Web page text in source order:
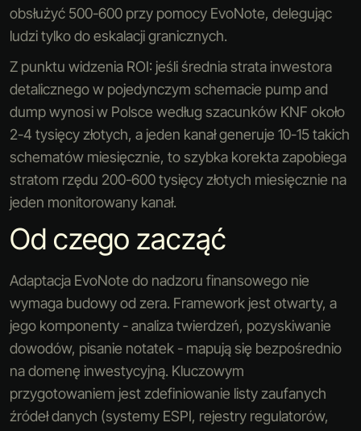
obsłużyć 500-600 przy pomocy EvoNote, delegując
ludzi tylko do eskalacji granicznych.
Z punktu widzenia ROI: jeśli średnia strata inwestora
detalicznego w pojedynczym schemacie pump and
dump wynosi w Polsce według szacunków KNF około
2-4 tysięcy złotych, a jeden kanał generuje 10-15 takich
schematów miesięcznie, to szybka korekta zapobiega
stratom rzędu 200-600 tysięcy złotych miesięcznie na
jeden monitorowany kanał.
Od czego zacząć
Adaptacja EvoNote do nadzoru finansowego nie
wymaga budowy od zera. Framework jest otwarty, a
jego komponenty - analiza twierdzeń, pozyskiwanie
dowodów, pisanie notatek - mapują się bezpośrednio
na domenę inwestycyjną. Kluczowym
przygotowaniem jest zdefiniowanie listy zaufanych
źródeł danych (systemy ESPI, rejestry regulatorów,